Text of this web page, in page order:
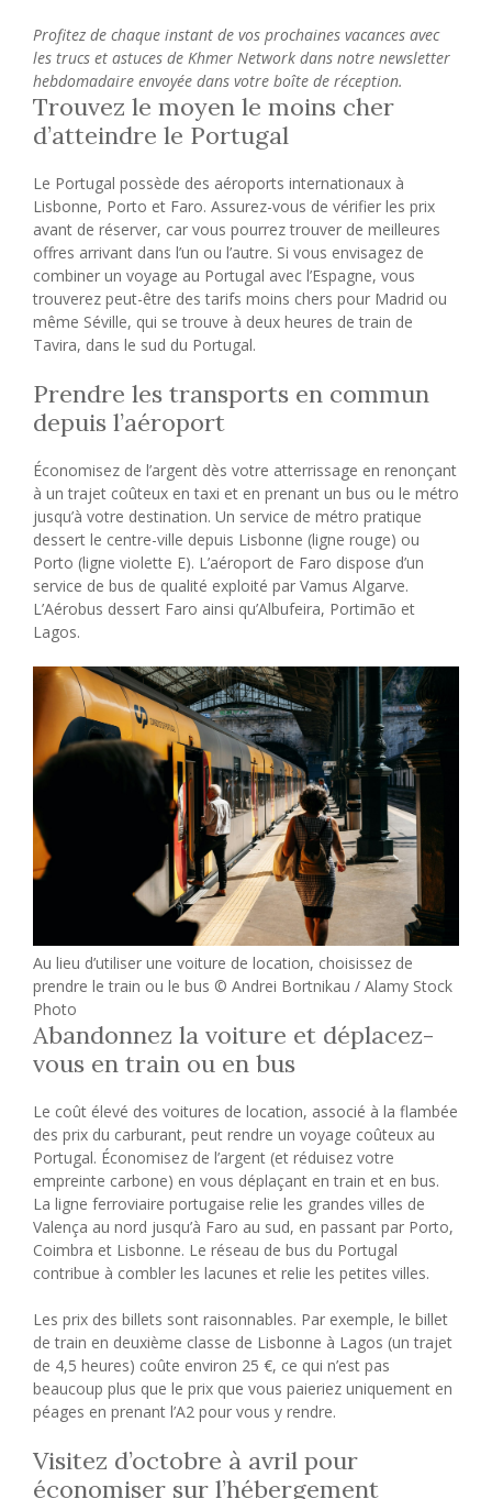
Profitez de chaque instant de vos prochaines vacances avec
les trucs et astuces de Khmer Network dans notre newsletter
hebdomadaire envoyée dans votre boîte de réception.
Trouvez le moyen le moins cher
d’atteindre le Portugal
Le Portugal possède des aéroports internationaux à
Lisbonne, Porto et Faro. Assurez-vous de vérifier les prix
avant de réserver, car vous pourrez trouver de meilleures
offres arrivant dans l’un ou l’autre. Si vous envisagez de
combiner un voyage au Portugal avec l’Espagne, vous
trouverez peut-être des tarifs moins chers pour Madrid ou
même Séville, qui se trouve à deux heures de train de
Tavira, dans le sud du Portugal.
Prendre les transports en commun
depuis l’aéroport
Économisez de l’argent dès votre atterrissage en renonçant
à un trajet coûteux en taxi et en prenant un bus ou le métro
jusqu’à votre destination. Un service de métro pratique
dessert le centre-ville depuis Lisbonne (ligne rouge) ou
Porto (ligne violette E). L’aéroport de Faro dispose d’un
service de bus de qualité exploité par Vamus Algarve.
L’Aérobus dessert Faro ainsi qu’Albufeira, Portimão et
Lagos.
Au lieu d’utiliser une voiture de location, choisissez de
prendre le train ou le bus © Andrei Bortnikau / Alamy Stock
Photo
Abandonnez la voiture et déplacez-
vous en train ou en bus
Le coût élevé des voitures de location, associé à la flambée
des prix du carburant, peut rendre un voyage coûteux au
Portugal. Économisez de l’argent (et réduisez votre
empreinte carbone) en vous déplaçant en train et en bus.
La ligne ferroviaire portugaise relie les grandes villes de
Valença au nord jusqu’à Faro au sud, en passant par Porto,
Coimbra et Lisbonne. Le réseau de bus du Portugal
contribue à combler les lacunes et relie les petites villes.
Les prix des billets sont raisonnables. Par exemple, le billet
de train en deuxième classe de Lisbonne à Lagos (un trajet
de 4,5 heures) coûte environ 25 €, ce qui n’est pas
beaucoup plus que le prix que vous paieriez uniquement en
péages en prenant l’A2 pour vous y rendre.
Visitez d’octobre à avril pour
économiser sur l’hébergement